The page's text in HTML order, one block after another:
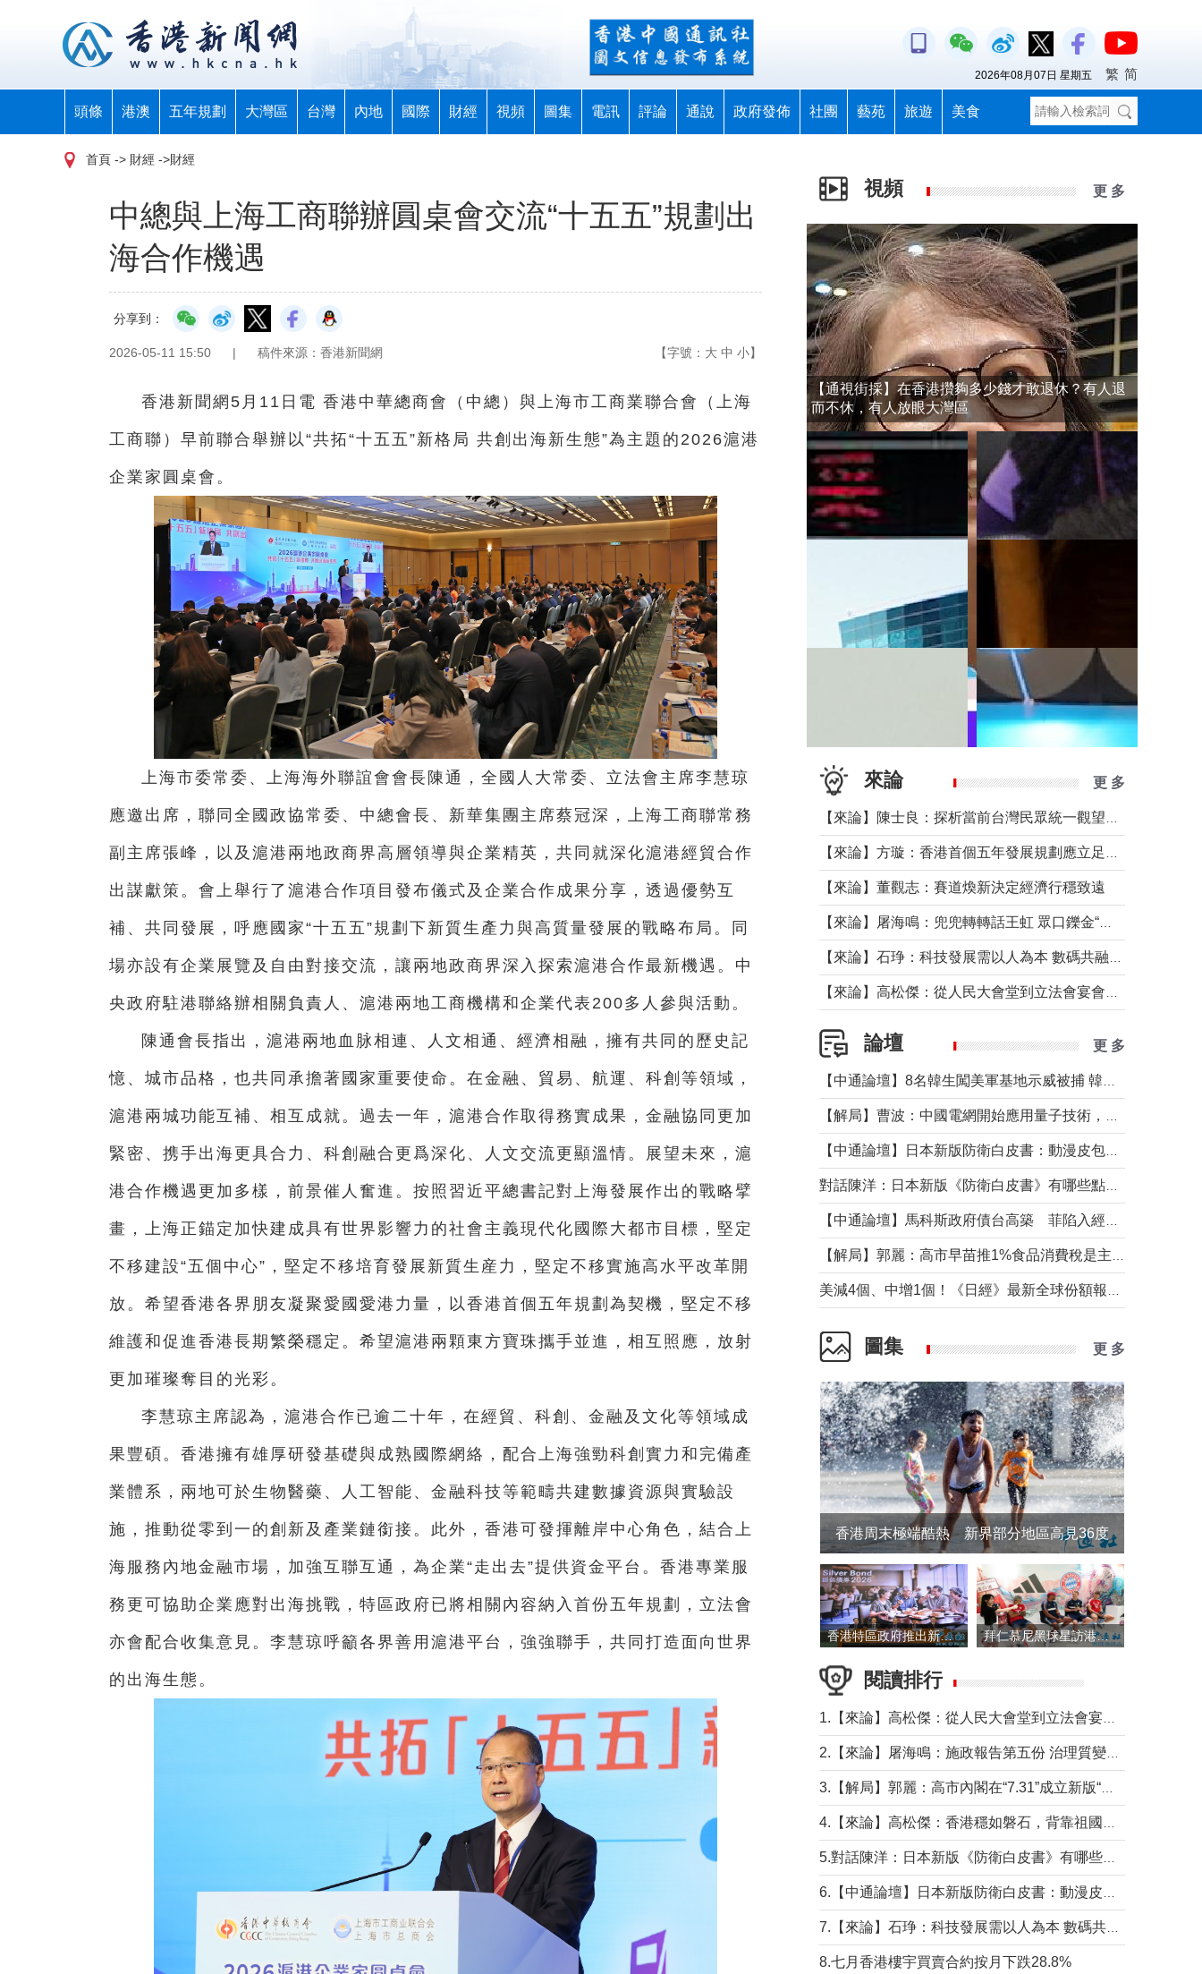
頭條 港澳 五年規劃 大灣區 台灣 內地 國際 財經 視頻 圖集 電訊 評論 通說 政府發佈 社團 藝苑 旅遊 美食
2026年08月07日 星期五 繁 简
首頁 -> 財經 ->財經
中總與上海工商聯辦圓桌會交流“十五五”規劃出
海合作機遇
分享到：
2026-05-11 15:50 | 稿件來源：香港新聞網 【字號： 大 中 小】
香港新聞網5月11日電 香港中華總商會（中總）與上海市工商業聯合會（上海
工商聯）早前聯合舉辦以“共拓“十五五”新格局 共創出海新生態”為主題的2026滬港
企業家圓桌會。
上海市委常委、上海海外聯誼會會長陳通，全國人大常委、立法會主席李慧琼
應邀出席，聯同全國政協常委、中總會長、新華集團主席蔡冠深，上海工商聯常務
副主席張峰，以及滬港兩地政商界高層領導與企業精英，共同就深化滬港經貿合作
出謀獻策。會上舉行了滬港合作項目發布儀式及企業合作成果分享，透過優勢互
補、共同發展，呼應國家“十五五”規劃下新質生產力與高質量發展的戰略布局。同
場亦設有企業展覽及自由對接交流，讓兩地政商界深入探索滬港合作最新機遇。中
央政府駐港聯絡辦相關負責人、滬港兩地工商機構和企業代表200多人參與活動。
陳通會長指出，滬港兩地血脉相連、人文相通、經濟相融，擁有共同的歷史記
憶、城市品格，也共同承擔著國家重要使命。在金融、貿易、航運、科創等領域，
滬港兩城功能互補、相互成就。過去一年，滬港合作取得務實成果，金融協同更加
緊密、携手出海更具合力、科創融合更爲深化、人文交流更顯溫情。展望未來，滬
港合作機遇更加多樣，前景催人奮進。按照習近平總書記對上海發展作出的戰略擘
畫，上海正錨定加快建成具有世界影響力的社會主義現代化國際大都市目標，堅定
不移建設“五個中心”，堅定不移培育發展新質生産力，堅定不移實施高水平改革開
放。希望香港各界朋友凝聚愛國愛港力量，以香港首個五年規劃為契機，堅定不移
維護和促進香港長期繁榮穩定。希望滬港兩顆東方寶珠攜手並進，相互照應，放射
更加璀璨奪目的光彩。
李慧琼主席認為，滬港合作已逾二十年，在經貿、科創、金融及文化等領域成
果豐碩。香港擁有雄厚研發基礎與成熟國際網絡，配合上海強勁科創實力和完備產
業體系，兩地可於生物醫藥、人工智能、金融科技等範疇共建數據資源與實驗設
施，推動從零到一的創新及產業鏈銜接。此外，香港可發揮離岸中心角色，結合上
海服務內地金融市場，加強互聯互通，為企業“走出去”提供資金平台。香港專業服
務更可協助企業應對出海挑戰，特區政府已將相關內容納入首份五年規劃，立法會
亦會配合收集意見。李慧琼呼籲各界善用滬港平台，強強聯手，共同打造面向世界
的出海生態。
視頻 更 多
【通視街採】在香港攢夠多少錢才敢退休？有人退
而不休，有人放眼大灣區
來論 更 多
【來論】董觀志：賽道煥新決定經濟行穩致遠
論壇 更 多
圖集 更 多
香港周末極端酷熱 新界部分地區高見36度
香港特區政府推出新一批銀色債券 每手1萬元保底息4.25厘 拜仁慕尼黑球星訪港 與球迷近距離互動
閱讀排行
8.七月香港樓宇買賣合約按月下跌28.8%